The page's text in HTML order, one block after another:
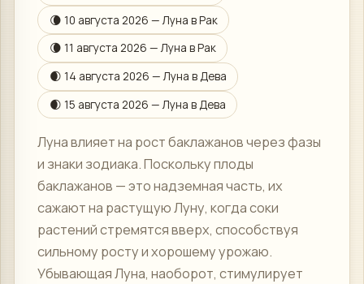
🌘 10 августа 2026 — Луна вРак
🌘 11 августа 2026 — Луна вРак
🌒 14 августа 2026 — Луна вДева
🌒 15 августа 2026 — Луна вДева
Луна влияет на рост баклажанов через фазы
и знаки зодиака. Поскольку плоды
баклажанов — это надземная часть, их
сажают на растущую Луну, когда соки
растений стремятся вверх, способствуя
сильному росту и хорошему урожаю.
Убывающая Луна, наоборот, стимулирует